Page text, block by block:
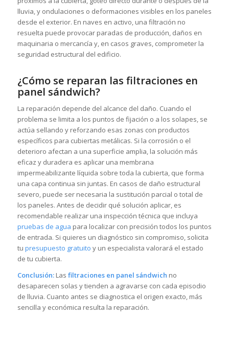
lluvia, y ondulaciones o deformaciones visibles en los paneles
desde el exterior. En naves en activo, una filtración no
resuelta puede provocar paradas de producción, daños en
maquinaria o mercancía y, en casos graves, comprometer la
seguridad estructural del edificio.
¿Cómo se reparan las filtraciones en
panel sándwich?
La reparación depende del alcance del daño. Cuando el
problema se limita a los puntos de fijación o a los solapes, se
actúa sellando y reforzando esas zonas con productos
específicos para cubiertas metálicas. Si la corrosión o el
deterioro afectan a una superficie amplia, la solución más
eficaz y duradera es aplicar una membrana
impermeabilizante líquida sobre toda la cubierta, que forma
una capa continua sin juntas. En casos de daño estructural
severo, puede ser necesaria la sustitución parcial o total de
los paneles. Antes de decidir qué solución aplicar, es
recomendable realizar una inspección técnica que incluya
pruebas de agua para localizar con precisión todos los puntos
de entrada. Si quieres un diagnóstico sin compromiso, solicita
tu presupuesto gratuito y un especialista valorará el estado
de tu cubierta.
Conclusión:Las filtraciones en panel sándwich no
desaparecen solas y tienden a agravarse con cada episodio
de lluvia. Cuanto antes se diagnostica el origen exacto, más
sencilla y económica resulta la reparación.